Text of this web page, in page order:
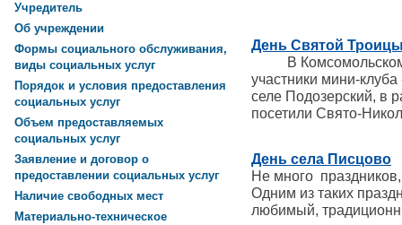
День Святой
В Комсомольском
участники мини-
селе Подозерский, в
посетили Свято-
День села Писцово
Не много
Одним из таких
любимый,
Учредитель
Об учреждении
Формы социального обслуживания,
виды социальных услуг
Порядок и условия предоставления
социальных услуг
Объем предоставляемых
социальных услуг
Заявление и договор о
предоставлении социальных услуг
Наличие свободных мест
Материально-техническое